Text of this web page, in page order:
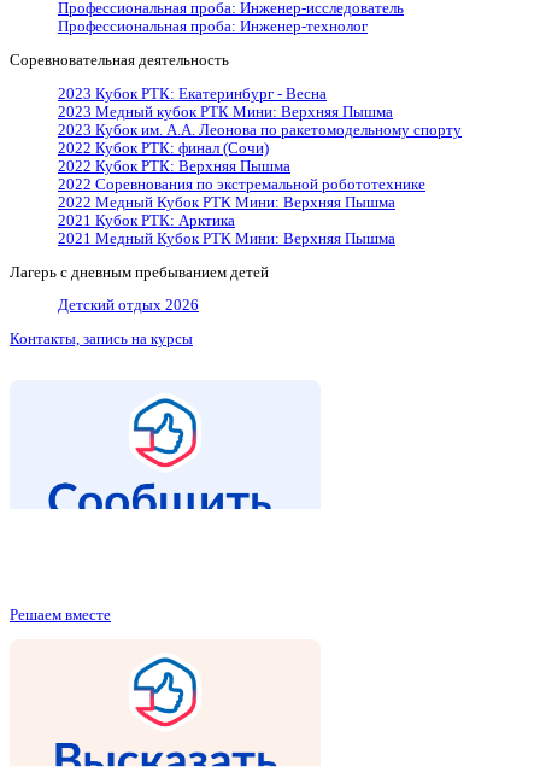
Профессиональная проба: Инженер-исследователь
Профессиональная проба: Инженер-технолог
Соревновательная деятельность
2023 Кубок РТК: Екатеринбург - Весна
2023 Медный кубок РТК Мини: Верхняя Пышма
2023 Кубок им. А.А. Леонова по ракетомодельному спорту
2022 Кубок РТК: финал (Сочи)
2022 Кубок РТК: Верхняя Пышма
2022 Cоревнования по экстремальной робототехнике
2022 Медный Кубок РТК Мини: Верхняя Пышма
2021 Кубок РТК: Арктика
2021 Медный Кубок РТК Мини: Верхняя Пышма
Лагерь с дневным пребыванием детей
Детский отдых 2026
Контакты, запись на курсы
Решаем вместе